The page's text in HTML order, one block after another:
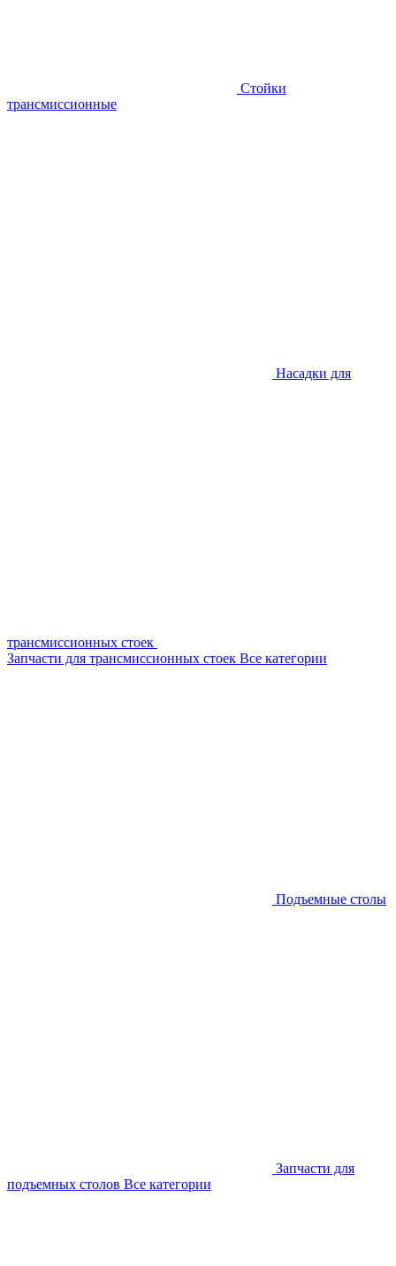
Стойки
трансмиссионные
Насадки для
трансмиссионных стоек
Запчасти для трансмиссионных стоек Все категории
Подъемные столы
Запчасти для
подъемных столов Все категории